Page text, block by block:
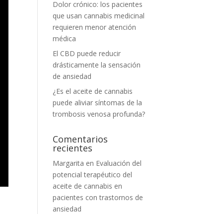
Dolor crónico: los pacientes
que usan cannabis medicinal
requieren menor atención
médica
El CBD puede reducir
drásticamente la sensación
de ansiedad
¿Es el aceite de cannabis
puede aliviar síntomas de la
trombosis venosa profunda?
Comentarios
recientes
Margarita en Evaluación del
potencial terapéutico del
aceite de cannabis en
pacientes con trastornos de
ansiedad